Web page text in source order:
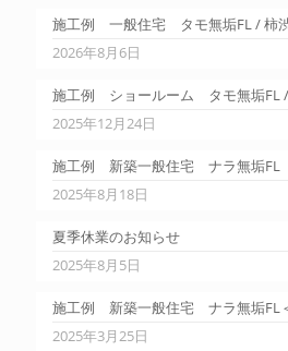
施工例 一般住宅 タモ無垢FL / 柿
2026年8月6日
施工例 ショールーム タモ無垢FL
2025年12月24日
施工例 新築一般住宅 ナラ無垢FL
2025年8月18日
夏季休業のお知らせ
2025年8月5日
施工例 新築一般住宅 ナラ無垢FL
2025年3月25日